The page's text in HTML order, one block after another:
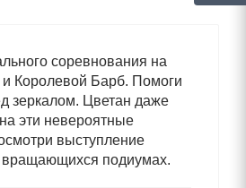
соревнования на
и Королевой Барб. Помоги
зеркалом. Цветан даже
эти невероятные
выступление
вращающихся подиумах.